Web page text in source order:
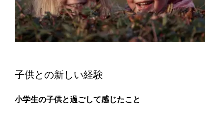
子供との新しい経験
小学生の子供と過ごして感じたこと